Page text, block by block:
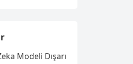
Modeli Dışarı